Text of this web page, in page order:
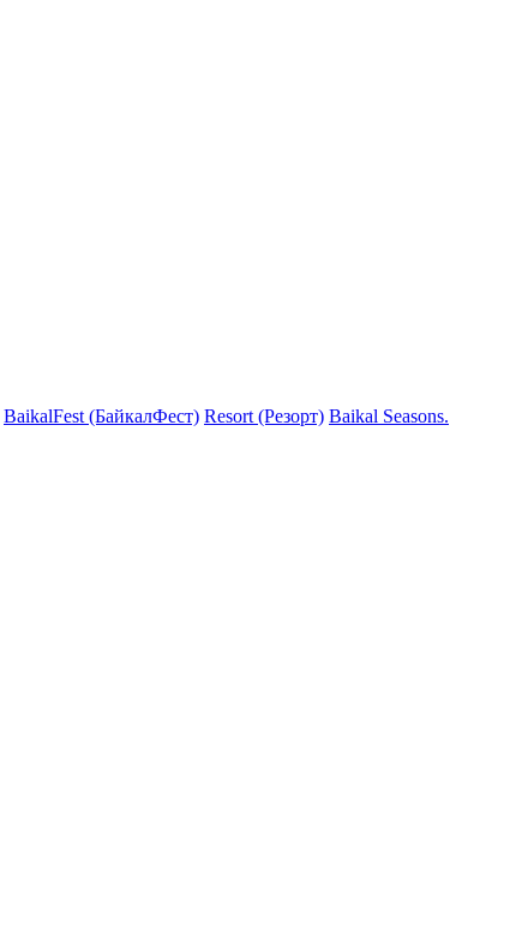
BaikalFest (БайкалФест) Resort (Резорт) Baikal Seasons.